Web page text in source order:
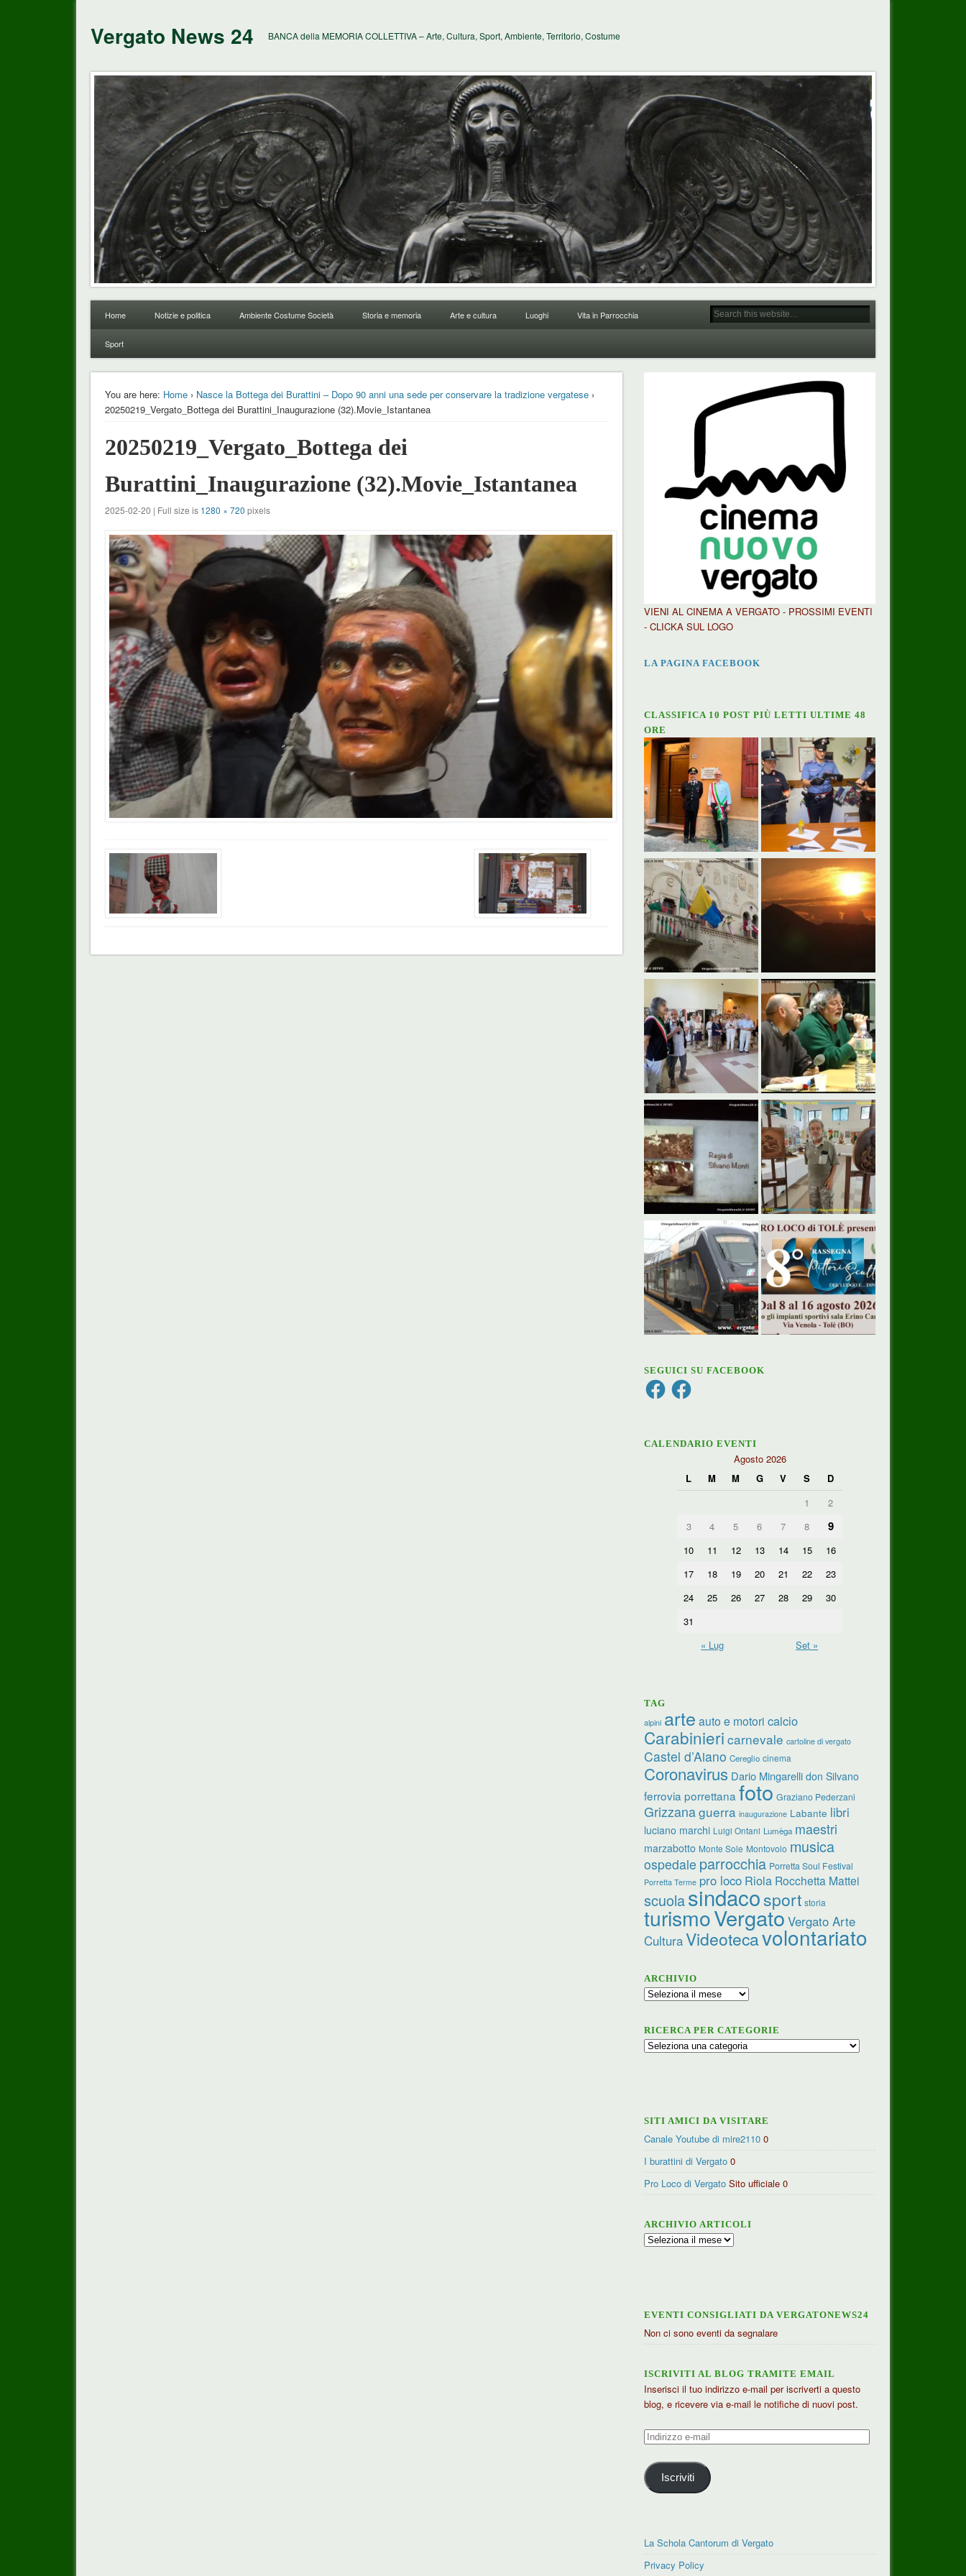
Vergato News 24 BANCA della MEMORIA COLLETTIVA – Arte, Cultura, Sport, Ambiente, Territorio, Costume
Home Notizie e politica Ambiente Costume Società Storia e memoria Arte e cultura Luoghi Vita in Parrocchia
Sport
You are here: Home› Nasce la Bottega dei Burattini – Dopo 90 anni una sede per conservare la tradizione vergatese›
20250219_Vergato_Bottega dei Burattini_Inaugurazione (32).Movie_Istantanea
20250219_Vergato_Bottega dei
Burattini_Inaugurazione (32).Movie_Istantanea
2025-02-20 | Full size is 1280 × 720 pixels
VIENI AL CINEMA A VERGATO - PROSSIMI EVENTI
- CLICKA SUL LOGO
LA PAGINA FACEBOOK
CLASSIFICA 10 POST PIÙ LETTI ULTIME 48
ORE
SEGUICI SU FACEBOOK
FacebookFacebook
CALENDARIO EVENTI
Agosto 2026
L
M M G V S
D
1
2
3
4 5 6 7 8 9
10 11 12 13 14 15
16
17
18 19 20 21 22
23
24
25 26 27 28 29
30
31
« Lug
Set »
TAG
alpini arte auto e motori calcio
Carabinieri carnevale cartoline di vergato
Castel d’Aiano Cereglio cinema
Coronavirus Dario Mingarelli don Silvano
ferrovia porrettana foto Graziano Pederzani
Grizzanaguerra inaugurazione Labante libri
luciano marchi Luigi Ontani Lumèga maestri
marzabotto Monte Sole Montovolo musica
ospedale parrocchia Porretta Soul Festival
Porretta Terme pro loco Riola Rocchetta Mattei
scuolasindacosport storia
turismoVergato Vergato Arte
CulturaVideotecavolontariato
ARCHIVIO
Archivio
RICERCA PER CATEGORIE
Ricerca
SITI AMICI DA VISITARE
Canale Youtube di mire2110 0
I burattini di Vergato 0
Pro Loco di Vergato Sito ufficiale 0
ARCHIVIO ARTICOLI
Archivio
EVENTI CONSIGLIATI DA VERGATONEWS24
Non ci sono eventi da segnalare
ISCRIVITI AL BLOG TRAMITE EMAIL
Inserisci il tuo indirizzo e-mail per iscriverti a questo
blog, e ricevere via e-mail le notifiche di nuovi post.
Indirizzo
mail
Iscriviti
La Schola Cantorum di Vergato
Privacy Policy